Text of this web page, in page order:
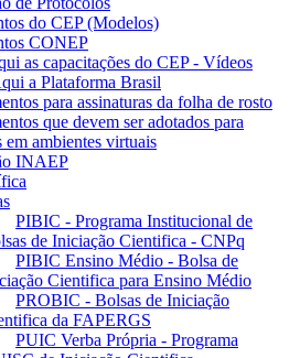
do CEP (Modelos)
CONEP
as capacitações do CEP - Vídeos
a Plataforma Brasil
para assinaturas da folha de rosto
que devem ser adotados para
em ambientes virtuais
INAEP
PIBIC - Programa Institucional de
de Iniciação Cientifica - CNPq
PIBIC Ensino Médio - Bolsa de
Cientifica para Ensino Médio
PROBIC - Bolsas de Iniciação
da FAPERGS
PUIC Verba Própria - Programa